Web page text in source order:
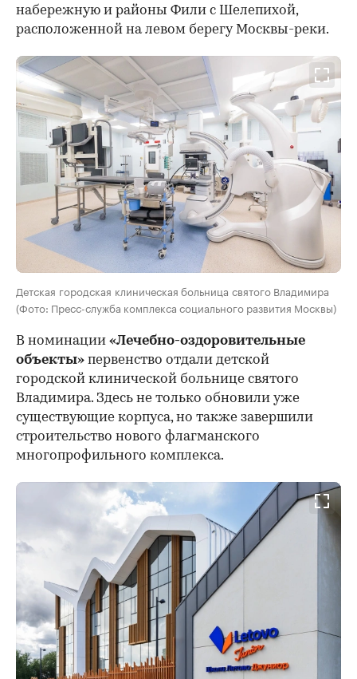
набережную и районы Фили с Шелепихой,
расположенной на левом берегу Москвы-реки.
Детская городская клиническая больница святого Владимира
(Фото: Пресс-служба комплекса социального развития Москвы)
В номинации «Лечебно-оздоровительные
объекты» первенство отдали детской
городской клинической больнице святого
Владимира. Здесь не только обновили уже
существующие корпуса, но также завершили
строительство нового флагманского
многопрофильного комплекса.